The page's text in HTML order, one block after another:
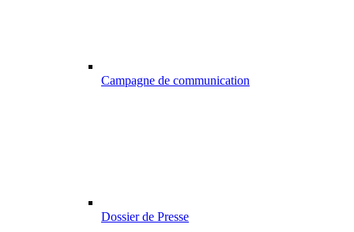
Campagne de communication
Dossier de Presse